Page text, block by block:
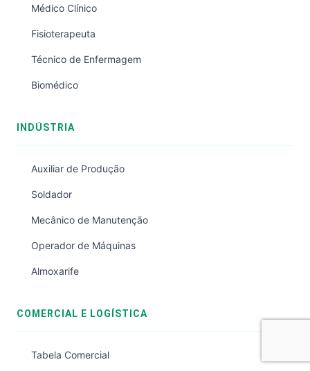
Médico Clínico
Fisioterapeuta
Técnico de Enfermagem
Biomédico
INDÚSTRIA
Auxiliar de Produção
Soldador
Mecânico de Manutenção
Operador de Máquinas
Almoxarife
COMERCIAL E LOGÍSTICA
Tabela Comercial